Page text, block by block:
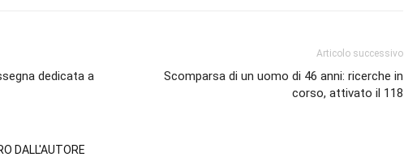
dedicata a
Articolo successivo
Scomparsa di un uomo di 46 anni: ricerche in
corso, attivato il 118
DALL'AUTORE